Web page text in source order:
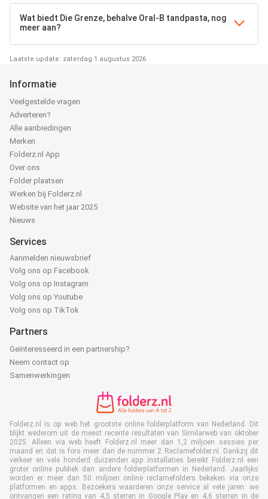
Wat biedt Die Grenze, behalve Oral-B tandpasta, nog
meer aan?
Laatste update: zaterdag 1 augustus 2026
Informatie
Veelgestelde vragen
Adverteren?
Alle aanbiedingen
Merken
Folderz.nl App
Over ons
Folder plaatsen
Werken bij Folderz.nl
Website van het jaar 2025
Nieuws
Services
Aanmelden nieuwsbrief
Volg ons op Facebook
Volg ons op Instagram
Volg ons op Youtube
Volg ons op TikTok
Partners
Geïnteresseerd in een partnership?
Neem contact op
Samenwerkingen
Folderz.nl is op web het grootste online folderplatform van Nederland. Dit
blijkt wederom uit de meest recente resultaten van Similarweb van oktober
2025. Alleen via web heeft Folderz.nl meer dan 1,2 miljoen sessies per
maand en dat is fors meer dan de nummer 2 Reclamefolder.nl. Dankzij dit
verkeer en vele honderd duizenden app installaties bereikt Folderz.nl een
groter online publiek dan andere folderplatformen in Nederland. Jaarlijks
worden er meer dan 50 miljoen online reclamefolders bekeken via onze
platformen en apps. Bezoekers waarderen onze service al vele jaren: we
ontvangen een rating van 4,5 sterren in Google Play en 4,6 sterren in de